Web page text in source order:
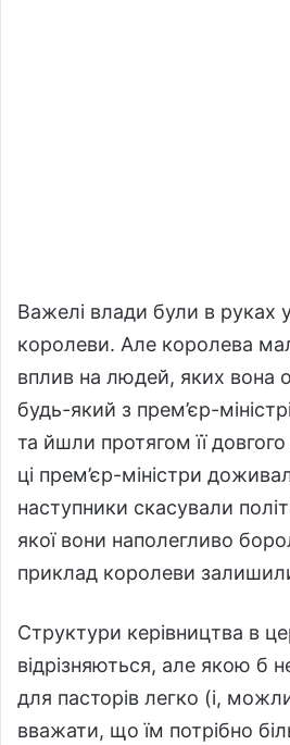
Важелі влади були в руках
королеви. Але королева
вплив на людей, яких вона
будь-який з прем’єр-
та йшли протягом її
ці прем’єр-міністри
наступники скасували
якої вони наполегливо
приклад королеви
Структури керівництва в
відрізняються, але якою б
для пасторів легко (і,
вважати, що їм потрібно